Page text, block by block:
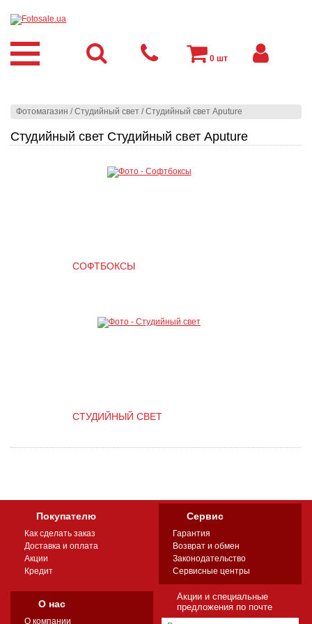
Фотомагазин /Студийный свет /Студийный свет Aputure
Студийный свет Студийный свет Aputure
СОФТБОКСЫ
СТУДИЙНЫЙ СВЕТ
0 шт
Покупателю
Как сделать заказ
Доставка и оплата
Акции
Кредит
Сервис
Гарантия
Возврат и обмен
Законодательство
Сервисные центры
О нас
О компании
Акции и специальные
предложения по почте